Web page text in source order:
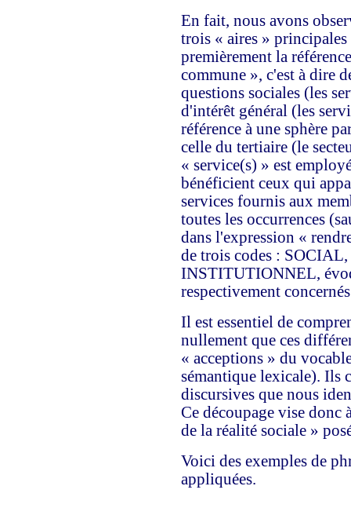
En fait, nous avons
trois « aires »
premièrement la
commune », c'est à dire
questions sociales (les
d'intérêt général (les
référence à une sphère
celle du tertiaire (le
« service(s) » est
bénéficient ceux qui
services fournis aux
toutes les occurrences
dans l'expression «
de trois codes :
INSTITUTIONNEL,
respectivement
Il est essentiel de
nullement que ces
« acceptions » du
sémantique lexicale). Ils
discursives que nous
Ce découpage vise donc
de la réalité sociale »
Voici des exemples de
appliquées.